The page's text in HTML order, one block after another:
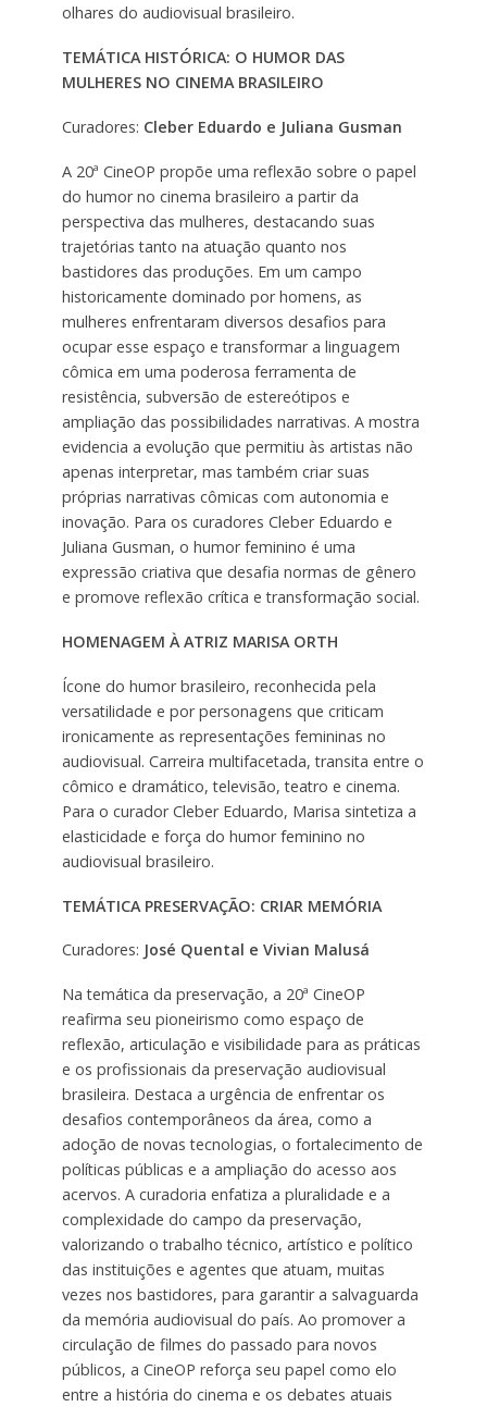
olhares do audiovisual brasileiro.
TEMÁTICA HISTÓRICA: O HUMOR DAS
MULHERES NO CINEMA BRASILEIRO
Curadores: Cleber Eduardo e Juliana Gusman
A 20ª CineOP propõe uma reflexão sobre o papel
do humor no cinema brasileiro a partir da
perspectiva das mulheres, destacando suas
trajetórias tanto na atuação quanto nos
bastidores das produções. Em um campo
historicamente dominado por homens, as
mulheres enfrentaram diversos desafios para
ocupar esse espaço e transformar a linguagem
cômica em uma poderosa ferramenta de
resistência, subversão de estereótipos e
ampliação das possibilidades narrativas. A mostra
evidencia a evolução que permitiu às artistas não
apenas interpretar, mas também criar suas
próprias narrativas cômicas com autonomia e
inovação. Para os curadores Cleber Eduardo e
Juliana Gusman, o humor feminino é uma
expressão criativa que desafia normas de gênero
e promove reflexão crítica e transformação social.
HOMENAGEM À ATRIZ MARISA ORTH
Ícone do humor brasileiro, reconhecida pela
versatilidade e por personagens que criticam
ironicamente as representações femininas no
audiovisual. Carreira multifacetada, transita entre o
cômico e dramático, televisão, teatro e cinema.
Para o curador Cleber Eduardo, Marisa sintetiza a
elasticidade e força do humor feminino no
audiovisual brasileiro.
TEMÁTICA PRESERVAÇÃO: CRIAR MEMÓRIA
Curadores: José Quental e Vivian Malusá
Na temática da preservação, a 20ª CineOP
reafirma seu pioneirismo como espaço de
reflexão, articulação e visibilidade para as práticas
e os profissionais da preservação audiovisual
brasileira. Destaca a urgência de enfrentar os
desafios contemporâneos da área, como a
adoção de novas tecnologias, o fortalecimento de
políticas públicas e a ampliação do acesso aos
acervos. A curadoria enfatiza a pluralidade e a
complexidade do campo da preservação,
valorizando o trabalho técnico, artístico e político
das instituições e agentes que atuam, muitas
vezes nos bastidores, para garantir a salvaguarda
da memória audiovisual do país. Ao promover a
circulação de filmes do passado para novos
públicos, a CineOP reforça seu papel como elo
entre a história do cinema e os debates atuais